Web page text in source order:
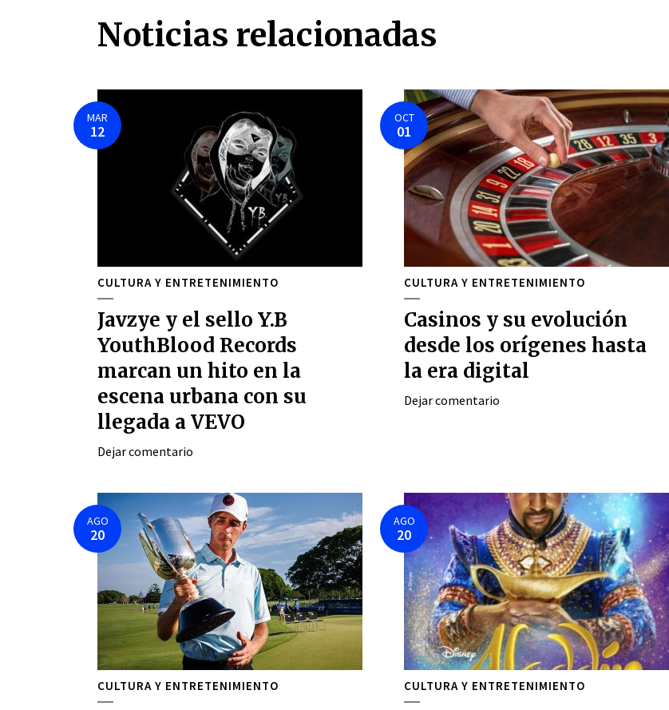
Noticias relacionadas
MAR
12
CULTURA Y ENTRETENIMIENTO
Javzye y el sello Y.B
YouthBlood Records
marcan un hito en la
escena urbana con su
llegada a VEVO
Dejar comentario
OCT
01
CULTURA Y ENTRETENIMIENTO
Casinos y su evolución
desde los orígenes hasta
la era digital
Dejar comentario
AGO
20
CULTURA Y ENTRETENIMIENTO
AGO
20
CULTURA Y ENTRETENIMIENTO